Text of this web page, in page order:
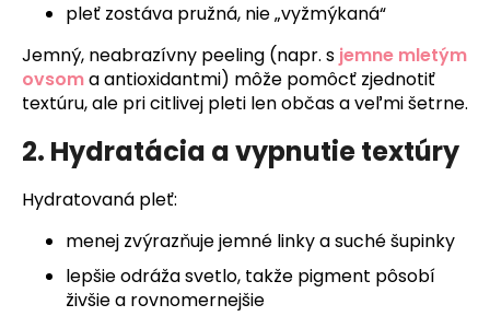
pleť zostáva pružná, nie „vyžmýkaná“
Jemný, neabrazívny peeling (napr. s jemne mletým
ovsoma antioxidantmi) môže pomôcť zjednotiť
textúru, ale pri citlivej pleti len občas a veľmi šetrne.
2. Hydratácia a vypnutie textúry
Hydratovaná pleť:
menej zvýrazňuje jemné linky a suché šupinky
lepšie odráža svetlo, takže pigment pôsobí
živšie a rovnomernejšie